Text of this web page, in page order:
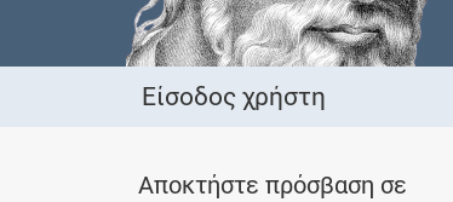
Είσοδος χρήστη
Αποκτήστε πρόσβαση σε